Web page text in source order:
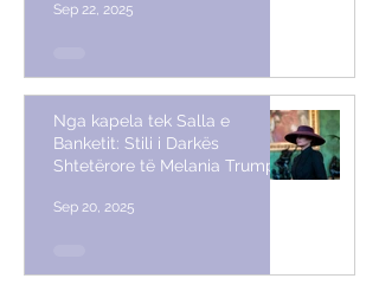
Sep 22, 2025
Nga kapela tek Salla e
Banketit: Stili i Darkës
Shtetërore të Melania Trump
Sep 20, 2025